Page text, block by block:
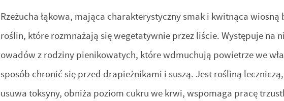
Rzeżucha łąkowa, mająca charakterystyczny smak i kwitnąca
roślin, które rozmnażają się wegetatywnie przez liście. Występuje
owadów z rodziny pienikowatych, które wdmuchują powietrze we
sposób chronić się przed drapieżnikami i suszą. Jest rośliną
usuwa toksyny, obniża poziom cukru we krwi, wspomaga pracę